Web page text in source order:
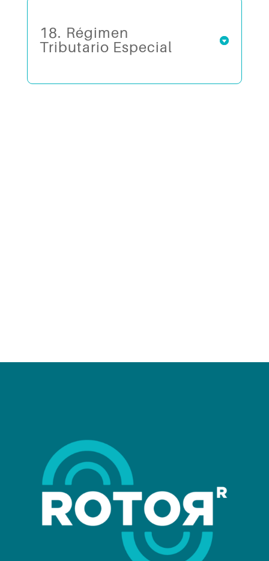
18.⁠ ⁠Régimen
Tributario Especial